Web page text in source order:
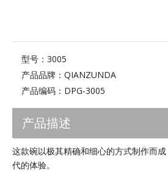
型号： 3005
产品品牌： QIANZUNDA
产品编码： DPG-3005
产品描述
这款碗以极其精确和细心的方式制作而
代的体验。